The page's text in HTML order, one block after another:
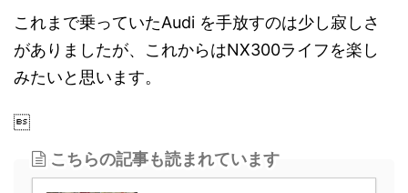
これまで乗っていたAudi を手放すのは少し寂しさ
がありましたが、これからはNX300ライフを楽し
みたいと思います。

こちらの記事も読まれています